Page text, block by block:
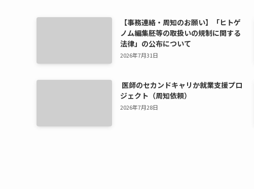
【事務連絡・周知のお願い】「ヒトゲ
ノム編集胚等の取扱いの規制に関する
法律」の公布について
2026年7月31日
医師のセカンドキャリか就業支援プロ
ジェクト（周知依頼）
2026年7月28日